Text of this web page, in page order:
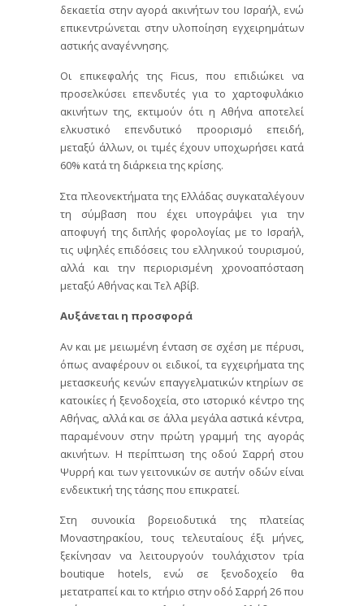
δεκαετία στην αγορά ακινήτων του Ισραήλ, ενώ
επικεντρώνεται στην υλοποίηση εγχειρημάτων
αστικής αναγέννησης.
Οι επικεφαλής της Ficus, που επιδιώκει να
προσελκύσει επενδυτές για το χαρτοφυλάκιο
ακινήτων της, εκτιμούν ότι η Αθήνα αποτελεί
ελκυστικό επενδυτικό προορισμό επειδή,
μεταξύ άλλων, οι τιμές έχουν υποχωρήσει κατά
60% κατά τη διάρκεια της κρίσης.
Στα πλεονεκτήματα της Ελλάδας συγκαταλέγουν
τη σύμβαση που έχει υπογράψει για την
αποφυγή της διπλής φορολογίας με το Ισραήλ,
τις υψηλές επιδόσεις του ελληνικού τουρισμού,
αλλά και την περιορισμένη χρονοαπόσταση
μεταξύ Αθήνας και Τελ Αβίβ.
Αυξάνεται η προσφορά
Αν και με μειωμένη ένταση σε σχέση με πέρυσι,
όπως αναφέρουν οι ειδικοί, τα εγχειρήματα της
μετασκευής κενών επαγγελματικών κτηρίων σε
κατοικίες ή ξενοδοχεία, στο ιστορικό κέντρο της
Αθήνας, αλλά και σε άλλα μεγάλα αστικά κέντρα,
παραμένουν στην πρώτη γραμμή της αγοράς
ακινήτων. Η περίπτωση της οδού Σαρρή στου
Ψυρρή και των γειτονικών σε αυτήν οδών είναι
ενδεικτική της τάσης που επικρατεί.
Στη συνοικία βορειοδυτικά της πλατείας
Μοναστηρακίου, τους τελευταίους έξι μήνες,
ξεκίνησαν να λειτουργούν τουλάχιστον τρία
boutique hotels, ενώ σε ξενοδοχείο θα
μετατραπεί και το κτήριο στην οδό Σαρρή 26 που